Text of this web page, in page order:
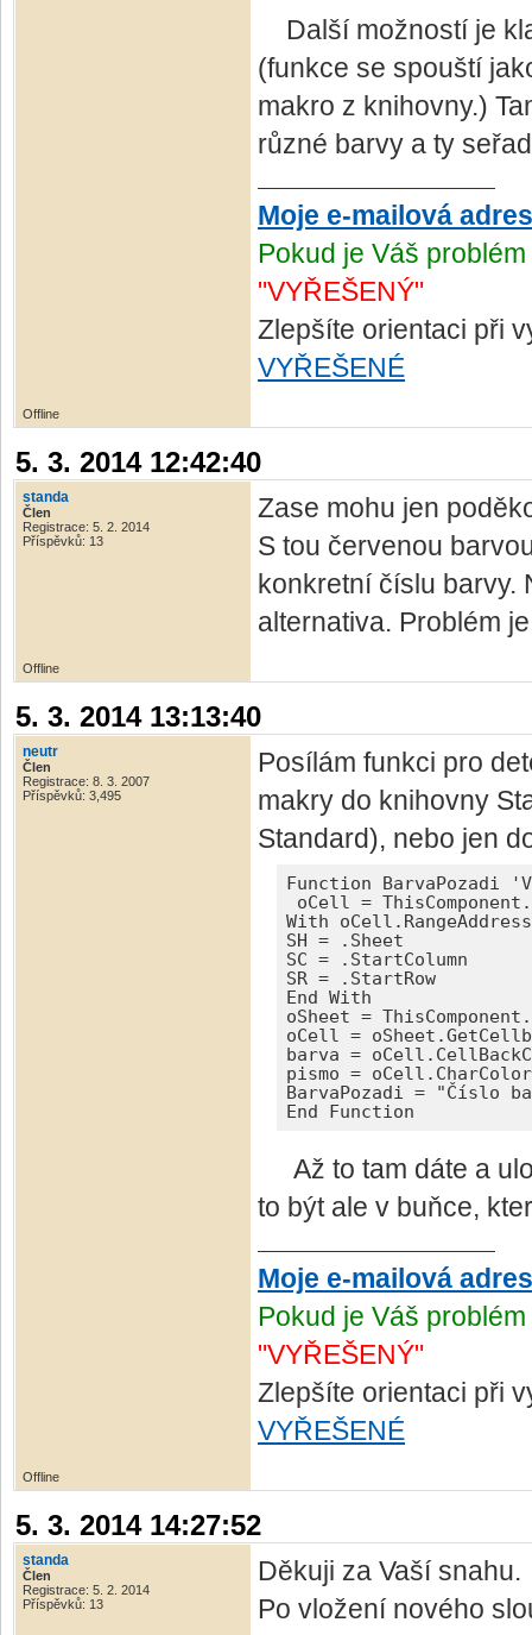
Další možností je
(funkce se spouští
makro z knihovny.)
různé barvy a ty
Moje e-mailová
Pokud je Váš
"VYŘEŠENÝ"
Zlepšíte orientaci při
VYŘEŠENÉ
Offline
5. 3. 2014 12:42:40
standa
Člen
Registrace: 5. 2. 2014
Příspěvků: 13
Zase mohu jen
S tou červenou
konkretní číslu barvy.
alternativa. Problém
Offline
5. 3. 2014 13:13:40
neutr
Člen
Registrace: 8. 3. 2007
Příspěvků: 3,495
Posílám funkci pro
makry do knihovny
Standard), nebo jen
Function BarvaPozadi
oCell =
With
SH = .Sheet
SC = .StartColumn
SR = .StartRow
End With
oSheet =
oCell =
barva =
pismo = oCell.CharColor
BarvaPozadi = "Číslo
End Function
Až to tam dáte a
to být ale v buňce,
Moje e-mailová
Pokud je Váš
"VYŘEŠENÝ"
Zlepšíte orientaci při
VYŘEŠENÉ
Offline
5. 3. 2014 14:27:52
standa
Člen
Registrace: 5. 2. 2014
Příspěvků: 13
Děkuji za Vaší snahu.
Po vložení nového